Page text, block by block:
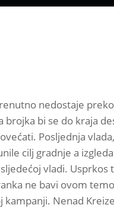
nedostaje
brojka bi se do kraja
Posljednja
cilj gradnje a
vladi. Usprkos
ne bavi ovom
kampanji. Nenad